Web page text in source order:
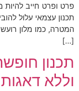
פרט ופרט חייב להיות
תכנון עצמאי עלול
המטרה, כמו מלון
[…]
תכנון
וללא דאגות